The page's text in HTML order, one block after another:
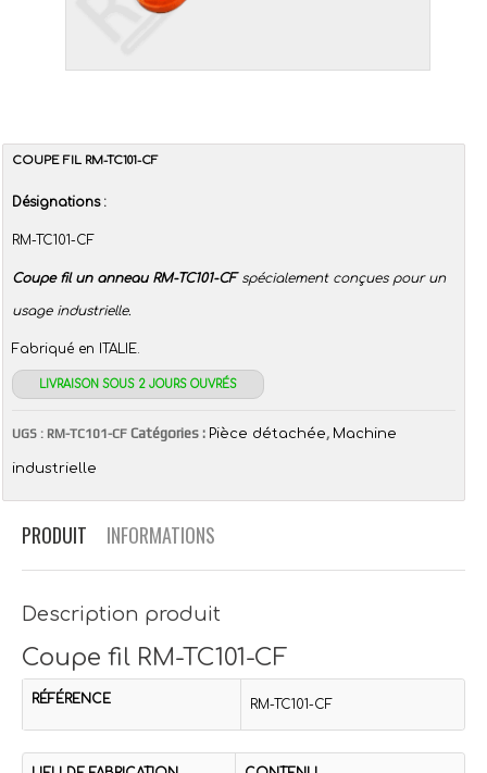
COUPE FIL RM-TC101-CF
Désignations :
RM-TC101-CF
Coupe fil un anneau RM-TC101-CFspécialement conçues pour un
usage industrielle.
Fabriqué en ITALIE.
LIVRAISON SOUS 2 JOURS OUVRÉS
UGS : RM-TC101-CF Catégories : Pièce détachée, Machine
industrielle
PRODUIT INFORMATIONS
Description produit
Coupe fil RM-TC101-CF
RÉFÉRENCE RM-TC101-CF